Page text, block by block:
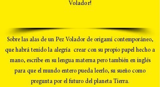
Volador!
Sobre las alas de un Pez Volador de origami contemporáneo,
que habrá tenido la alegría crear con su propio papel hecho a
mano, escribe en su lengua materna pero también en inglés
para que el mundo entero pueda leerlo, su sueño como
pregunta por el futuro del planeta Tierra.